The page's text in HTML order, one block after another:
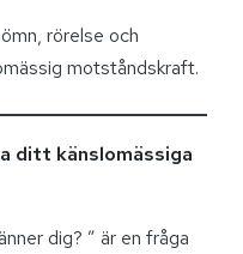
rörelse och
motståndskraft.
ditt känslomässiga
dig? ” är en fråga